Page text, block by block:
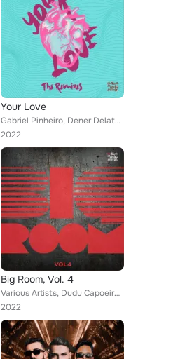
Your Love
Gabriel Pinheiro, Dener Delatorre
2022
Big Room, Vol. 4
Various Artists, Dudu Capoeira, Junior Senna, Javier Contreras, Weytton Silva, Robson Vaz, Daniel Cordova, Dener Delatorre, TFD,...
2022